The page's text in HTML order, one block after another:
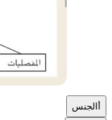
الجنس